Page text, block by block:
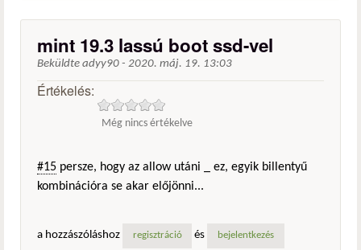
mint 19.3 lassú boot ssd-vel
Beküldte adyy90 - 2020. máj. 19. 13:03
Értékelés:
Még nincs értékelve
#15 persze, hogy az allow utáni _ ez, egyik billentyű
kombinációra se akar előjönni...
a hozzászóláshoz regisztráció és bejelentkezés